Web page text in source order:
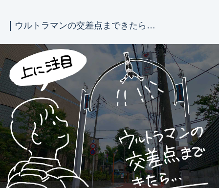
ウルトラマンの交差点まできたら…